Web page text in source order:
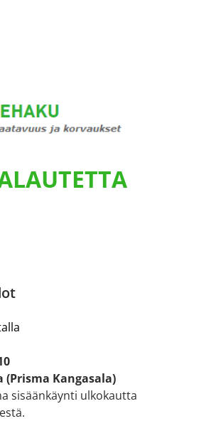
(Prisma Kangasala)
sisäänkäynti ulkokautta